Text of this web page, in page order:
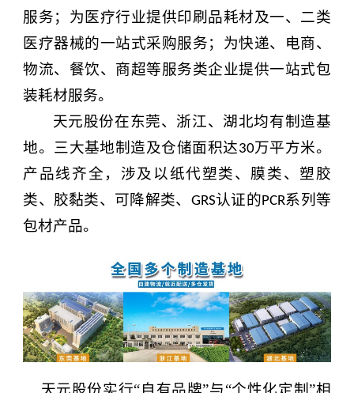
服务；为医疗行业提供印刷品耗材及一、二类
医疗器械的一站式采购服务；为快递、电商、
物流、餐饮、商超等服务类企业提供一站式包
装耗材服务。
天元股份在东莞、浙江、湖北均有制造基
地。 三大基地制造及仓储面积达30万平方米。
产品线齐全，涉及以纸代塑类、膜类、塑胶
类、胶黏类、可降解类、 GRS认证的PCR系列等
包材产品。
天元股份实行“自有品牌”与“个性化定制”相